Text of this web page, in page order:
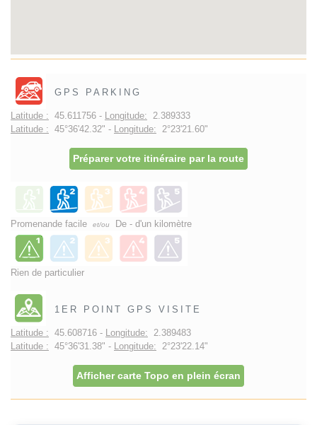
GPS PARKING
Latitude : 45.611756 - Longitude: 2.389333
Latitude : 45°36'42.32" - Longitude: 2°23'21.60"
Préparer votre itinéraire par la route
Promenande facile et/ou De - d'un kilomètre
Rien de particulier
1ER POINT GPS VISITE
Latitude : 45.608716 - Longitude: 2.389483
Latitude : 45°36'31.38" - Longitude: 2°23'22.14"
Afficher carte Topo en plein écran